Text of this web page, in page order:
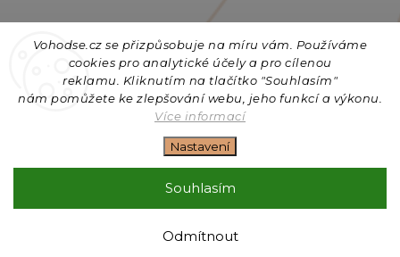
Vohodse.cz se přizpůsobuje na míru vám. Používáme
cookies pro analytické účely a pro cílenou
reklamu. Kliknutím na tlačítko "Souhlasím"
nám pomůžete ke zlepšování webu, jeho funkcí a výkonu.
Více informací
Nastavení
Odmítnout
Souhlasím
Sledovat na Instagramu
Copyright 2026Vohodse.cz. Všechna práva vyhrazena.
Upravit nastavení cookies